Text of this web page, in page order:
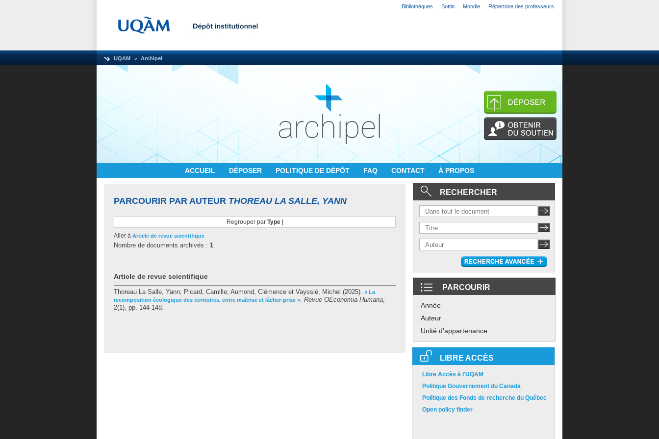
Bibliothèques Bottin Moodle Répertoire des professeurs
UQAM Archipel
ACCUEIL DÉPOSER POLITIQUE DE DÉPÔT FAQ CONTACT À PROPOS
PARCOURIR PAR AUTEUR THOREAU LA SALLE, YANN
Regrouper par Type|
Aller à Article de revue scientifique
Nombre de documents archivés : 1.
Article de revue scientifique
Thoreau La Salle, Yann; Picard, Camille; Aumond, Clémence et Vayssié, Michel (2025). « La
recomposition écologique des territoires, entre maîtrise et lâcher-prise ». Revue OEconomia Humana,
2(1), pp. 144-148.
RECHERCHER
PARCOURIR
Année
Auteur
Unité d'appartenance
LIBRE ACCÈS
Libre Accès à l'UQAM
Politique Gouvernement du Canada
Politique des Fonds de recherche du Québec
Open policy finder